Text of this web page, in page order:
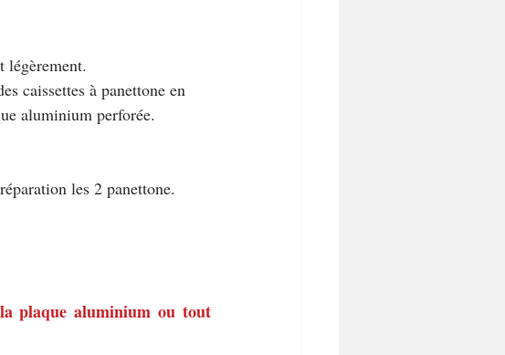
légèrement.
caissettes à panettone en
aluminium perforée.
les 2 panettone.
plaque aluminium ou tout